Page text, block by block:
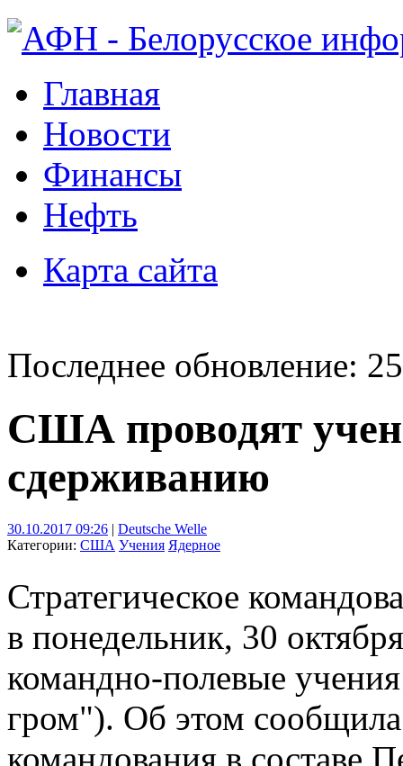
Главная
Новости
Финансы
Нефть
Карта сайта
Последнее обновление:
США проводят
сдерживанию
30.10.2017 09:26 | Deutsche Welle
Категории: США Учения Ядерное
Стратегическое
в понедельник, 30
командно-полевые
гром"). Об этом сообщила
командования в составе